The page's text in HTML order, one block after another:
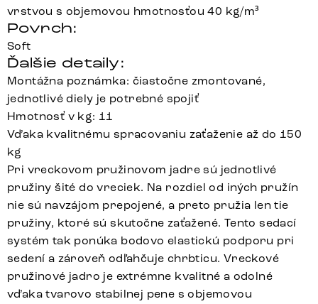
vrstvou s objemovou hmotnosťou 40 kg/m³
Povrch:
Soft
Ďalšie detaily:
Montážna poznámka: čiastočne zmontované,
jednotlivé diely je potrebné spojiť
Hmotnosť v kg: 11
Vďaka kvalitnému spracovaniu zaťaženie až do 150
kg
Pri vreckovom pružinovom jadre sú jednotlivé
pružiny šité do vreciek. Na rozdiel od iných pružín
nie sú navzájom prepojené, a preto pružia len tie
pružiny, ktoré sú skutočne zaťažené. Tento sedací
systém tak ponúka bodovo elastickú podporu pri
sedení a zároveň odľahčuje chrbticu. Vreckové
pružinové jadro je extrémne kvalitné a odolné
vďaka tvarovo stabilnej pene s objemovou